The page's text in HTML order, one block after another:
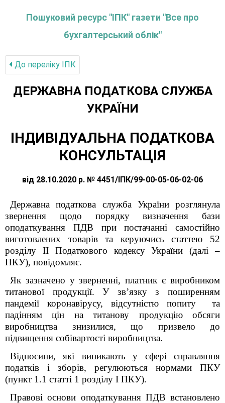
Пошуковий ресурс "ІПК" газети "Все про
бухгалтерський облік"
До переліку IПК
ДЕРЖАВНА ПОДАТКОВА СЛУЖБА
УКРАЇНИ
ІНДИВІДУАЛЬНА ПОДАТКОВА
КОНСУЛЬТАЦІЯ
від 28.10.2020 р. № 4451/ІПК/99-00-05-06-02-06
Державна податкова служба України розглянула
звернення щодо порядку визначення бази
оподаткування ПДВ при постачанні самостійно
виготовлених товарів та керуючись статтею 52
розділу ІІ Податкового кодексу України (далі –
ПКУ), повідомляє.
Як зазначено у зверненні, платник є виробником
титанової продукції. У зв’язку з поширенням
пандемії коронавірусу, відсутністю попиту та
падінням цін на титанову продукцію обсяги
виробництва знизилися, що призвело до
підвищення собівартості виробництва.
Відносини, які виникають у сфері справляння
податків і зборів, регулюються нормами ПКУ
(пункт 1.1 статті 1 розділу I ПКУ).
Правові основи оподаткування ПДВ встановлено